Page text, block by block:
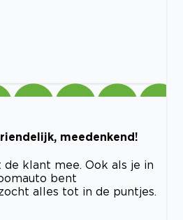
meedenkend!
klant mee. Ook als je in
bent
alles tot in de puntjes.